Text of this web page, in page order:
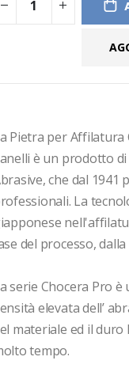
Pietra per Affilatura
è un prodotto
che dal 1941
La
del processo,
serie Chocera Pro
elevata dell’
materiale ed il
tempo.